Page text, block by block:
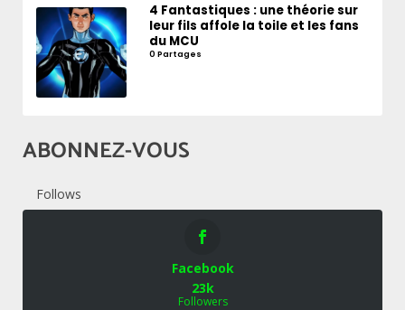
4 Fantastiques : une théorie sur
leur fils affole la toile et les fans
du MCU
0 Partages
ABONNEZ-VOUS
Follows
Facebook
23k
Followers